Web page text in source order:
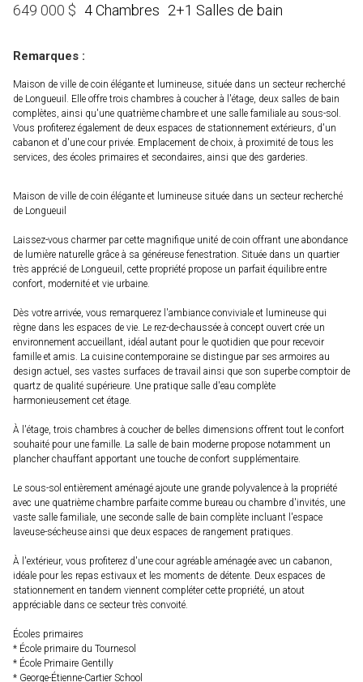
649 000 $ 4 Chambres 2+1 Salles de bain
Remarques :
Maison de ville de coin élégante et lumineuse, située dans un secteur recherché
de Longueuil. Elle offre trois chambres à coucher à l'étage, deux salles de bain
complètes, ainsi qu'une quatrième chambre et une salle familiale au sous-sol.
Vous profiterez également de deux espaces de stationnement extérieurs, d'un
cabanon et d'une cour privée. Emplacement de choix, à proximité de tous les
services, des écoles primaires et secondaires, ainsi que des garderies.
Maison de ville de coin élégante et lumineuse située dans un secteur recherché
de Longueuil
Laissez-vous charmer par cette magnifique unité de coin offrant une abondance
de lumière naturelle grâce à sa généreuse fenestration. Située dans un quartier
très apprécié de Longueuil, cette propriété propose un parfait équilibre entre
confort, modernité et vie urbaine.
Dès votre arrivée, vous remarquerez l'ambiance conviviale et lumineuse qui
règne dans les espaces de vie. Le rez-de-chaussée à concept ouvert crée un
environnement accueillant, idéal autant pour le quotidien que pour recevoir
famille et amis. La cuisine contemporaine se distingue par ses armoires au
design actuel, ses vastes surfaces de travail ainsi que son superbe comptoir de
quartz de qualité supérieure. Une pratique salle d'eau complète
harmonieusement cet étage.
À l'étage, trois chambres à coucher de belles dimensions offrent tout le confort
souhaité pour une famille. La salle de bain moderne propose notamment un
plancher chauffant apportant une touche de confort supplémentaire.
Le sous-sol entièrement aménagé ajoute une grande polyvalence à la propriété
avec une quatrième chambre parfaite comme bureau ou chambre d'invités, une
vaste salle familiale, une seconde salle de bain complète incluant l'espace
laveuse-sécheuse ainsi que deux espaces de rangement pratiques.
À l'extérieur, vous profiterez d'une cour agréable aménagée avec un cabanon,
idéale pour les repas estivaux et les moments de détente. Deux espaces de
stationnement en tandem viennent compléter cette propriété, un atout
appréciable dans ce secteur très convoité.
Écoles primaires
* École primaire du Tournesol
* École Primaire Gentilly
* George-Étienne-Cartier School